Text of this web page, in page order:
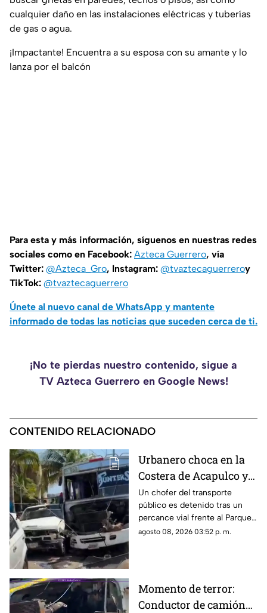
cualquier daño en las instalaciones eléctricas y tuberías
de gas o agua.
¡Impactante! Encuentra a su esposa con su amante y lo
lanza por el balcón
Para esta y más información, síguenos en nuestras redes
sociales como en Facebook: Azteca Guerrero, vía
Twitter: @Azteca_Gro, Instagram: @tvaztecaguerreroy
TikTok: @tvaztecaguerrero
Únete al nuevo canal de WhatsApp y mantente
informado de todas las noticias que suceden cerca de ti.
¡No te pierdas nuestro contenido, sigue a
TV Azteca Guerrero en Google News!
CONTENIDO RELACIONADO
Urbanero choca en la
Costera de Acapulco y
ocasiona severos
daños
Un chofer del transporte
público es detenido tras un
percance vial frente al Parque
de la Reina.
agosto 08, 2026 03:52 p. m.
Momento de terror:
Conductor de camión